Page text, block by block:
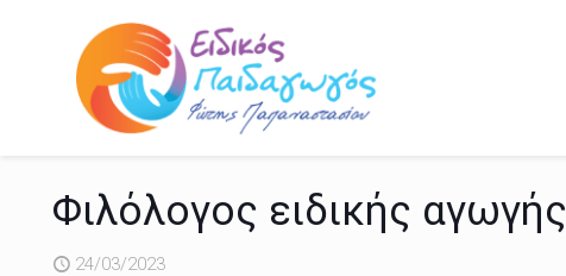
Φιλόλογος ειδικής αγωγής
24/03/2023